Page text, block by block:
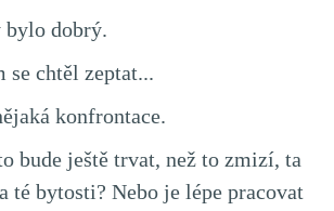
bylo dobrý.
se chtěl zeptat...
konfrontace.
bude ještě trvat, než to zmizí, ta
té bytosti? Nebo je lépe pracovat